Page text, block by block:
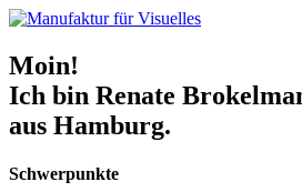
Moin!
Ich bin Renate
aus Hamburg.
Schwerpunkte